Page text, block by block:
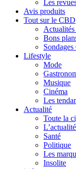
Les
Avis produits
Tout sur le CBD
Bons
Lifestyle
Mode
Musique
Cinéma
Les
Actualité
Toute la
Santé
Politique
Les
Insolite